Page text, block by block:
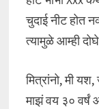
चुदाई नीट होत
त्यामुळे आम्ही
मित्रांनो, मी
माझं वय ३०